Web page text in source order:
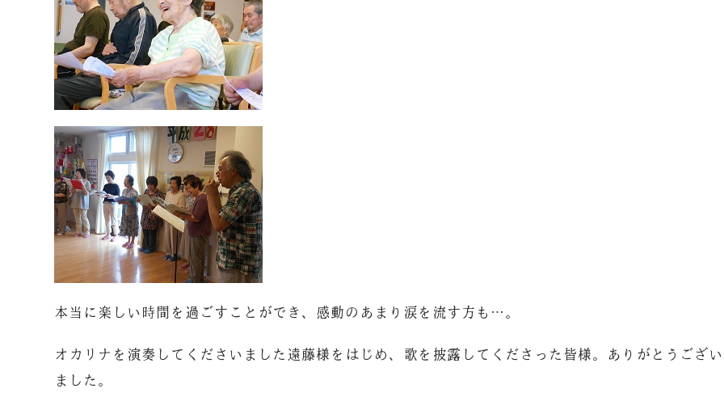
本当に楽しい時間を過ごすことができ、感動のあまり涙を流す方も…。
オカリナを演奏してくださいました遠藤様をはじめ、歌を披露してくださった皆様。ありがとうござい
ました。